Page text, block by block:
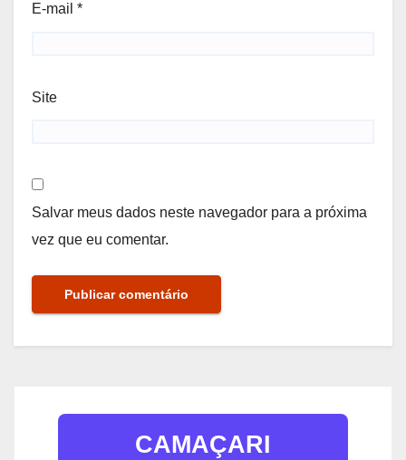
E-mail *
Site
Salvar meus dados neste navegador para a próxima
vez que eu comentar.
CAMAÇARI